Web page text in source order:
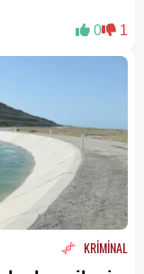
0 1
KRİMİNAL